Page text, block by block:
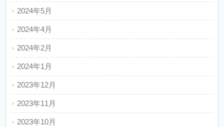
2024年5月
2024年4月
2024年2月
2024年1月
2023年12月
2023年11月
2023年10月